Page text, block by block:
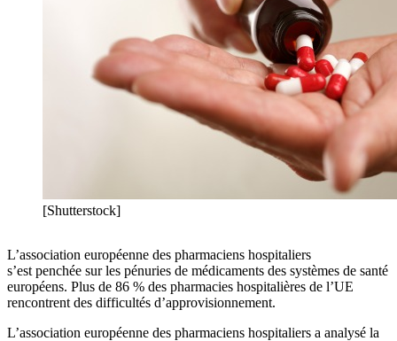
[Shutterstock]
L’association européenne des pharmaciens hospitaliers
s’est penchée sur les pénuries de médicaments des systèmes de santé
européens. Plus de 86 % des pharmacies hospitalières de l’UE
rencontrent des difficultés d’approvisionnement.
L’association européenne des pharmaciens hospitaliers a analysé la